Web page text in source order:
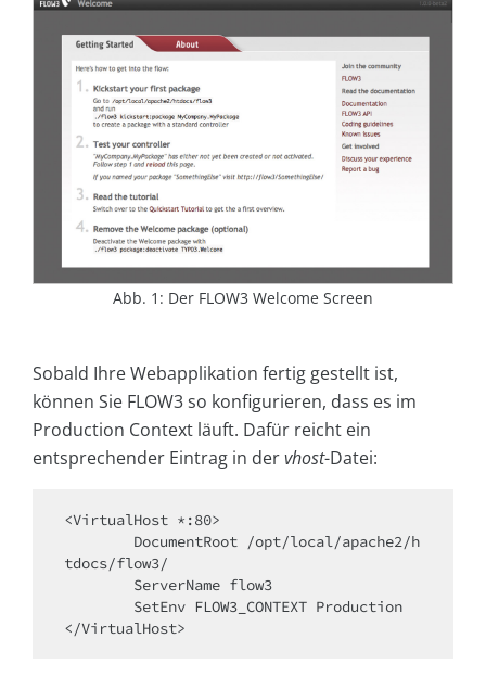
Abb. 1: Der FLOW3 Welcome Screen
Sobald Ihre Webapplikation fertig gestellt ist,
können Sie FLOW3 so konfigurieren, dass es im
Production Context läuft. Dafür reicht ein
entsprechender Eintrag in dervhost-Datei:
<VirtualHost *:80>
tdocs/flow3/
</VirtualHost>